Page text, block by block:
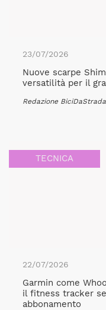
23/07/2026
Nuove scarpe
versatilità per il
Redazione
TECNICA
22/07/2026
Garmin come
il fitness tracker
abbonamento